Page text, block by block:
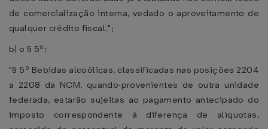
de comercialização interna, vedado o aproveitamento de
qualquer crédito fiscal.";
b) o § 5º:
"§ 5º Bebidas alcoólicas, classificadas nas posições 2204
a 2208 da NCM, quando·provenientes de outra unidade
federada, estarão sujeitas ao pagamento antecipado do
imposto correspondente à diferença de alíquotas,